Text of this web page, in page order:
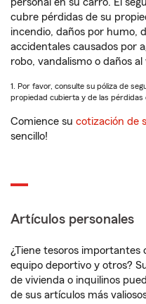
cubre pérdidas de su
incendio, daños por humo,
accidentales causados por
robo, vandalismo o daños al
1. Por favor, consulte su póliza de
propiedad cubierta y de las pérdidas
Comience su cotización de
sencillo!
Artículos personales
¿Tiene tesoros importantes
equipo deportivo y otros?
de vivienda o inquilinos
de sus artículos más